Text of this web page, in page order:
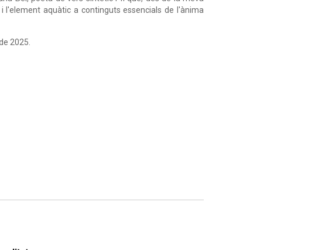
aquàtic a continguts essencials de l'ànima
2025.